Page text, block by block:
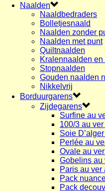
Naalden
Naaldbedraders
Bolletjesnaald
Naalden zonder
Naalden met punt
Quiltnaalden
Kralennaalden
Stopnaalden
Gouden naalden
Nikkelvrij
Borduurgarens
Zijdegarens
Surfine au
100/3 au
Soie
Perlée au
Ovale au
Gobelins au
Paris au ver
Pack
Pack